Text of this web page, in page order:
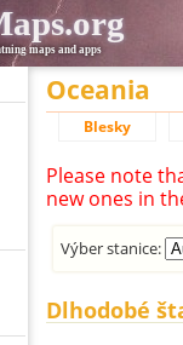
maps and apps
Oceania
Blesky
Please note
new ones in
Výber stanice:
Dlhodobé